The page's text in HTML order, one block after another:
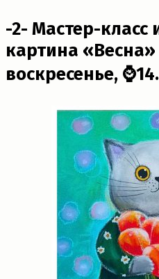
-2- Мастер-класс
картина
воскресенье,